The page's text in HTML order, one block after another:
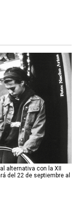
alternativa con la XII
del 22 de septiembre al